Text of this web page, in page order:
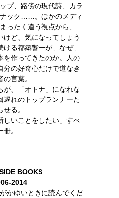
プ、路傍の現代詩、カラ
ック……。ほかのメディ
ったく違う視点から、
けど、気になってしょう
る都築響一が、なぜ、
を作ってきたのか。人の
分の好奇心だけで道なき
言葉。
が、「オトナ」になれな
遅れのトップランナーた
る。
しいことをしたい」すべ
。
BOOKS
2014
かゆいときに読んでくだ